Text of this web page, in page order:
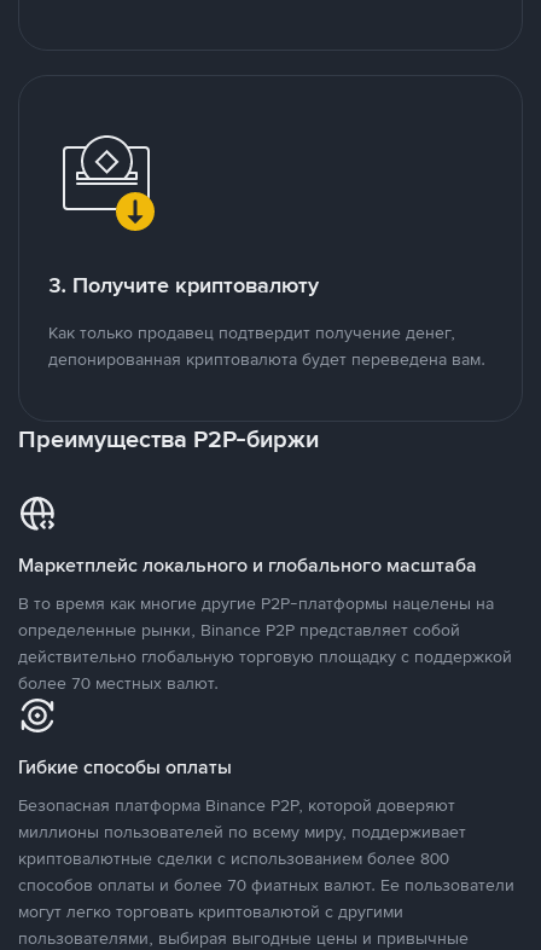
3. Получите криптовалюту
Как только продавец подтвердит получение денег,
депонированная криптовалюта будет переведена вам.
Преимущества P2P-биржи
Маркетплейс локального и глобального масштаба
В то время как многие другие P2P-платформы нацелены на
определенные рынки, Binance P2P представляет собой
действительно глобальную торговую площадку с поддержкой
более 70 местных валют.
Гибкие способы оплаты
Безопасная платформа Binance P2P, которой доверяют
миллионы пользователей по всему миру, поддерживает
криптовалютные сделки с использованием более 800
способов оплаты и более 70 фиатных валют. Ее пользователи
могут легко торговать криптовалютой с другими
пользователями, выбирая выгодные цены и привычные